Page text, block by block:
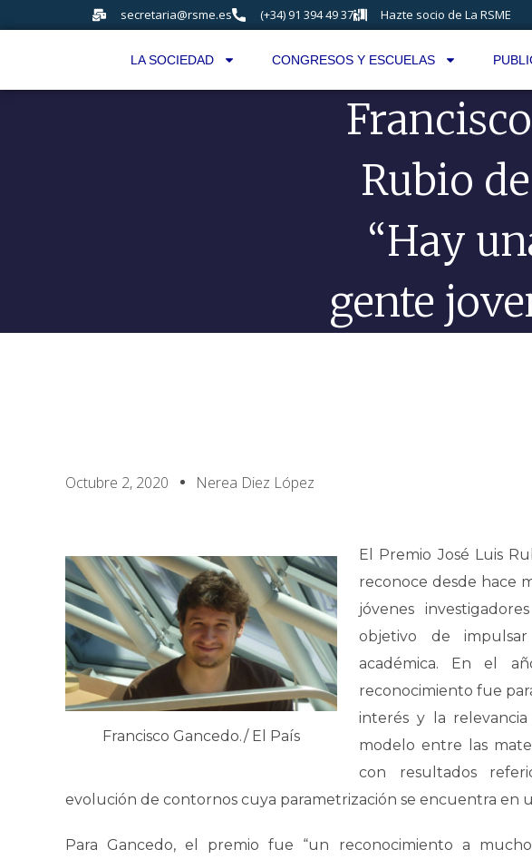
secretaria@rsme.es (+34) 91 394 49 37 Hazte socio de La RSME
LA SOCIEDAD CONGRESOS Y ESCUELAS
Rubio
“Hay
gente
Octubre 2, 2020 Nerea Diez López
Francisco Gancedo./ El País
El Premio José Luis
reconoce desde hace
jóvenes
objetivo de
académica. En el
reconocimiento fue
interés y la
modelo entre las
con resultados
evolución de contornos cuya parametrización se encuentra en
Para Gancedo, el premio fue “un reconocimiento a mucho